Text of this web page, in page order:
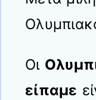
Οι
είπαμε